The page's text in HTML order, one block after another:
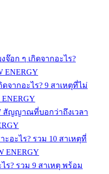
จ๊อก ๆ เกิดจากอะไร?
ENERGY
จากอะไร? 9 สาเหตุที่ไม่
สัญญาณที่บอกว่าถึงเวลา
อะไร? รวม 10 สาเหตุที่
ENERGY
ร? รวม 9 สาเหตุ พร้อม